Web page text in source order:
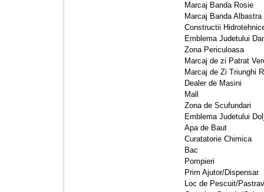
Marcaj Banda Rosie
Marcaj Banda Albastra
Constructii
Emblema Judetului
Zona Periculoasa
Marcaj de zi Patrat
Marcaj de Zi Triunghi
Dealer de Masini
Mall
Zona de Scufundari
Emblema Judetului
Apa de Baut
Curatatorie Chimica
Bac
Pompieri
Prim Ajutor/Dispensar
Loc de Pescuit/